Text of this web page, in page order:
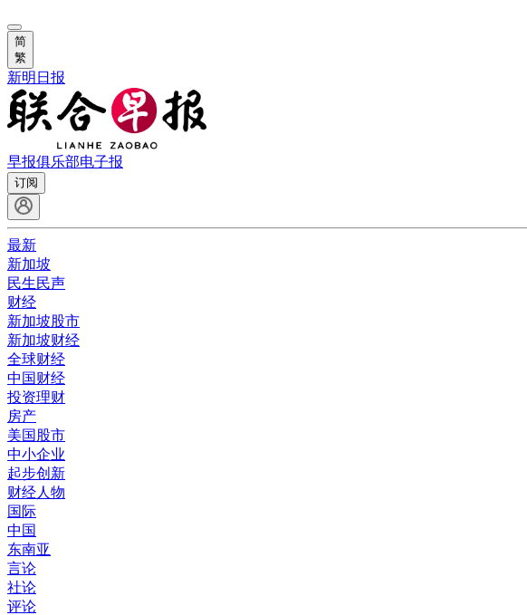
简
繁
新明日报
早报俱乐部电子报
订阅
最新
新加坡
民生民声
财经
新加坡股市
新加坡财经
全球财经
中国财经
投资理财
房产
美国股市
中小企业
起步创新
财经人物
国际
中国
东南亚
言论
社论
评论